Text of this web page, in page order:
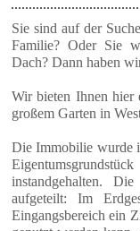
Sie sind auf der
Familie? Oder Sie
Dach? Dann haben
Wir bieten Ihnen hier
großem Garten in
Die Immobilie wurde
instandgehalten.
aufgeteilt: Im
Eingangsbereich ein